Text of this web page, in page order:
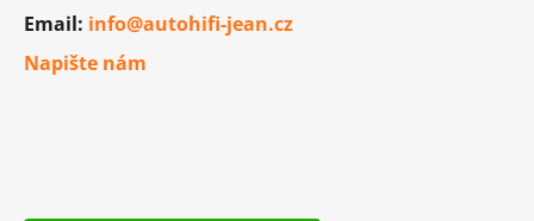
Email: info@autohifi-jean.cz
Napište nám